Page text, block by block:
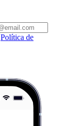
Política de